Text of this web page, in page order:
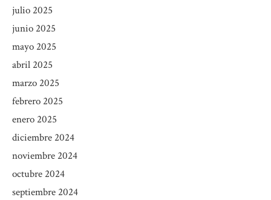
julio 2025
junio 2025
mayo 2025
abril 2025
marzo 2025
febrero 2025
enero 2025
diciembre 2024
noviembre 2024
octubre 2024
septiembre 2024